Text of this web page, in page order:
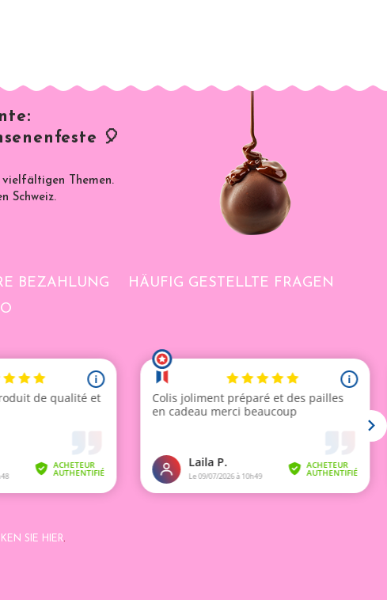
🎈
Themen.
Schweiz.
BEZAHLUNG
HÄUFIG GESTELLTE FRAGEN
SIE HIER.